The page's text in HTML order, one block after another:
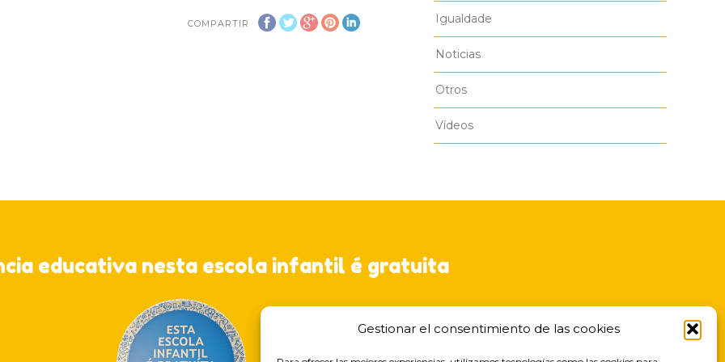
Gestionar el consentimiento de las cookies
COMPARTIR Igualdade
Noticias
Otros
Vídeos
educativa nesta escola infantil é gratuita